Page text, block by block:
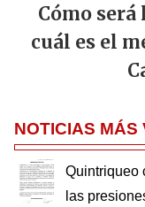
Cómo
cuál es el
NOTICIAS MÁS
Quintriqueo
las